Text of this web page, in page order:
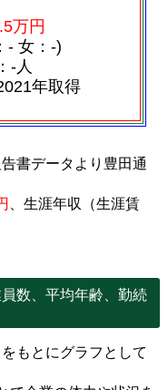
万円
女：‐)
‐人
年取得
書データより豊田通
、生涯年収（生涯賃
数、平均年齢、勤続
もとにグラフとして